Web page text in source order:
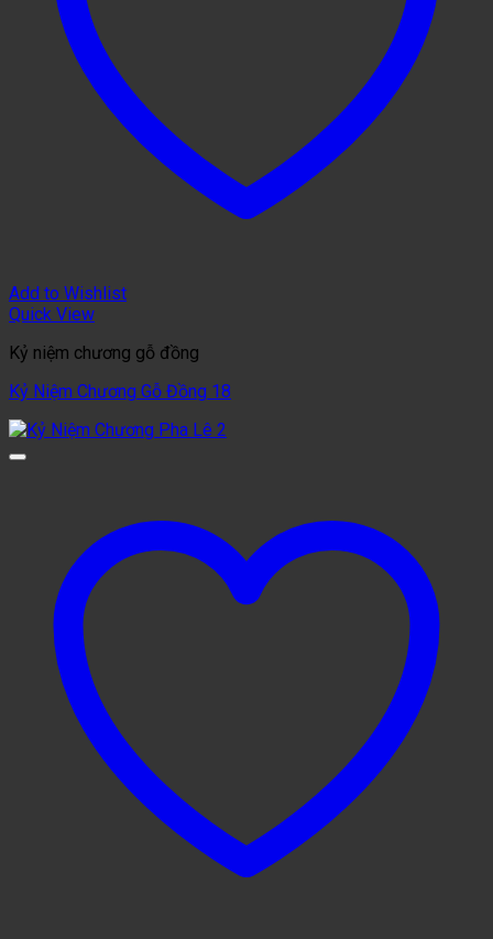
Add to Wishlist
Quick View
Kỷ niệm chương gỗ đồng
Kỷ Niệm Chương Gỗ Đồng 18